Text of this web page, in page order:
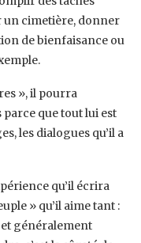
un cimetière, donner
de bienfaisance ou
», il pourra
parce que tout lui est
les dialogues qu’il a
qu’il écrira
» qu’il aime tant :
et généralement